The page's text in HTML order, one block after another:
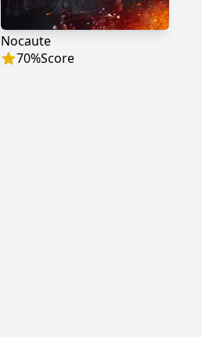
Nocaute
70%Score